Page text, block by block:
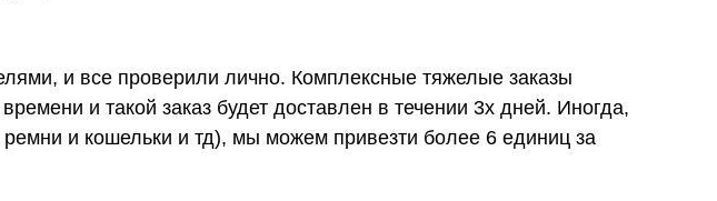
и все проверили лично. Комплексные тяжелые заказы
и такой заказ будет доставлен в течении 3х дней. Иногда,
и кошельки и тд), мы можем привезти более 6 единиц за